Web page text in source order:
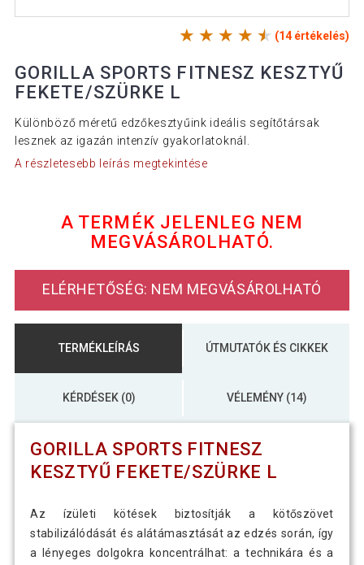
(14 értékelés)
GORILLA SPORTS FITNESZ KESZTYŰ
FEKETE/SZÜRKE L
Különböző méretű edzőkesztyűink ideális segítőtársak
lesznek az igazán intenzív gyakorlatoknál.
A részletesebb leírás megtekintése
A TERMÉK JELENLEG NEM
MEGVÁSÁROLHATÓ.
ELÉRHETŐSÉG: NEM MEGVÁSÁROLHATÓ
TERMÉKLEÍRÁS ÚTMUTATÓK ÉS CIKKEK
KÉRDÉSEK (0) VÉLEMÉNY (14)
GORILLA SPORTS FITNESZ
KESZTYŰ FEKETE/SZÜRKE L
Az ízületi kötések biztosítják a kötőszövet
stabilizálódását és alátámasztását az edzés során, így
a lényeges dolgokra koncentrálhat: a technikára és a